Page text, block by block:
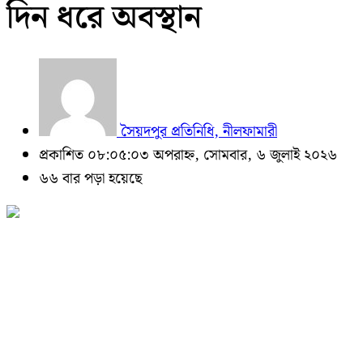
দিন ধরে অবস্থান
সৈয়দপুর প্রতিনিধি, নীলফামারী
প্রকাশিত ০৮:০৫:০৩ অপরাহ্ন, সোমবার, ৬ জুলাই ২০২৬
৬৬ বার পড়া হয়েছে